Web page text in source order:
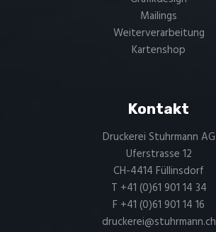
Mailings
Weiterverarbeitung
Kartenshop
Kontakt
Druckerei Stuhrmann AG
Uferstrasse 12
CH-4414 Füllinsdorf
T +41 (0)61 901 14 34
F +41 (0)61 901 14 16
druckerei@stuhrmann.ch